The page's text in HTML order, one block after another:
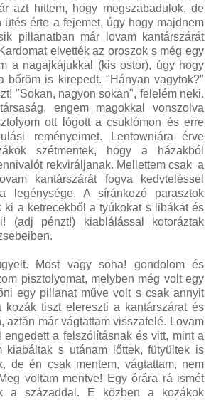
azt hittem, hogy megszabadulok, de
érte a fejemet, úgy hogy majdnem
pillanatban már lovam kantárszárát
elvették az oroszok s még egy
a nagajkájukkal (kis ostor), úgy hogy
bőröm is kirepedt. "Hányan vagytok?"
"Sokan, nagyon sokan", felelém neki.
engem magokkal vonszolva
ott lógott a csuklómon és erre
reményeimet. Lentowniára érve
szétmentek, hogy a házakból
rekviráljanak. Mellettem csak a
kantárszárát fogva kedvteléssel
legénysége. A síránkozó parasztok
ki a ketrecekből a tyúkokat s libákat és
(adj pénzt!) kiablálással kotoráztak
Most vagy soha! gondolom és
pisztolyomat, melyben még volt egy
egy pillanat műve volt s csak annyit
kozák tiszt elereszti a kantárszárat és
aztán már vágtattam visszafelé. Lovam
engedett a felszólításnak és vitt, mint a
kiabáltak s utánam lőttek, fütyültek is
de én csak mentem, vágtattam, nem
voltam mentve! Egy órára rá ismét
a századdal. E közben a kozákok